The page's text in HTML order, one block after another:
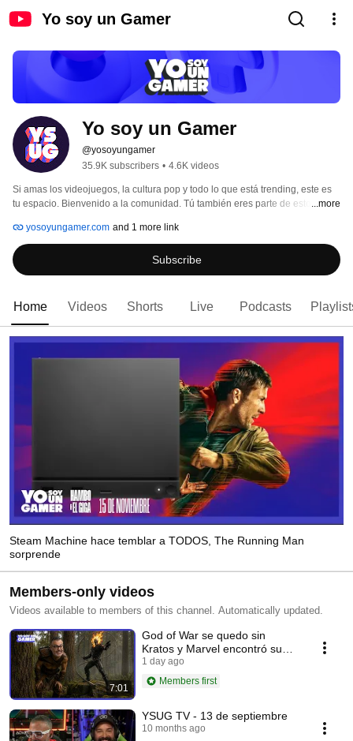
Yo soy un Gamer
Yo soy un Gamer
@yosoyungamer
35.9K subscribers • 4.6K videos
Si amas los videojuegos, la cultura pop y todo lo que está trending, este es
tu espacio. Bienvenido a la comunidad. Tú también eres parte de esto. Tú ...more
yosoyungamer.com and 1 more link
Subscribe
Home Videos Shorts Live Podcasts
Steam Machine hace temblar a TODOS, The Running Man
sorprende
Members-only videos
Videos available to members of this channel. Automatically updated.
7:01
God of War se quedo sin
Kratos y Marvel encontró su
Ghost Rider
1 day ago
Members first
YSUG TV - 13 de septiembre
10 months ago